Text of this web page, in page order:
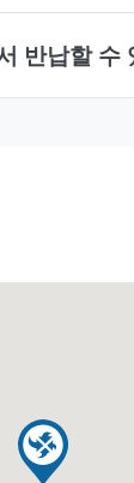
반납할 수